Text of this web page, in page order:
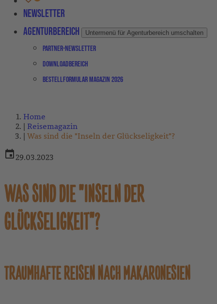
Newsletter
Agenturbereich
Untermenü für Agenturbereich umschalten
Partner-Newsletter
Downloadbereich
Bestellformular Magazin 2026
Home
Reisemagazin
Was sind die "Inseln der Glückseligkeit"?
29.03.2023
WAS SIND DIE "INSELN DER
GLÜCKSELIGKEIT"?
TRAUMHAFTE REISEN NACH MAKARONESIEN